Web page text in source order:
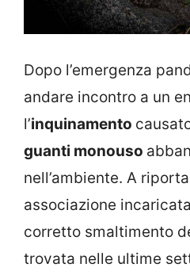
Dopo l’emergenza
andare incontro a un
l’inquinamento
guanti monouso
nell’ambiente. A
associazione
corretto smaltimento
trovata nelle ultime